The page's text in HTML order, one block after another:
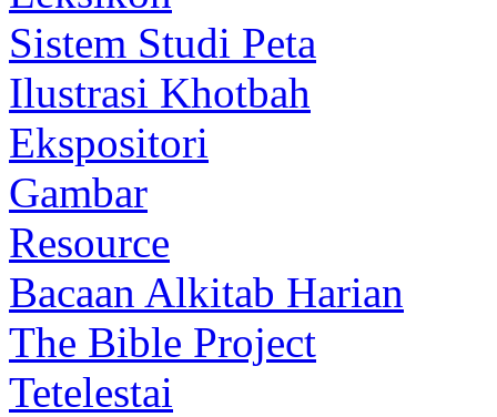
Sistem Studi Peta
Ilustrasi Khotbah
Ekspositori
Gambar
Resource
Bacaan Alkitab Harian
The Bible Project
Tetelestai